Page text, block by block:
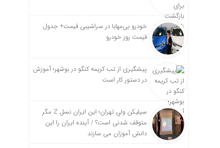
خودرو بی‌مهابا در سراشیبی قیمت+ جدول
قیمت روز خودرو
پیشگیری از تب کریمه کنگو در بوشهر؛ آموزش
در دستور کار است
سیلیکن ولیِ تهران؛ این ایران نسل Z مگر
متوقف شدنی است؟ / آینده ایران را این
دانش آموزان می سازند